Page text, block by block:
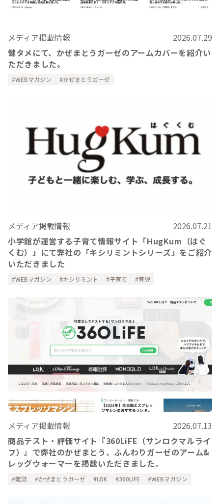
メディア掲載情報
2026.07.29
健タメにて、かぜまとうガーゼのアームカバーを紹介い
ただきました。
WEBマガジン かぜまとうガーゼ
メディア掲載情報
2026.07.21
小学館が運営する子育て情報サイト「HugKum（はぐ
くむ）」にて弊社の「キシリミントシリーズ」をご紹介
いただきました
WEBマガジン キシリミント 子育て 育児
メディア掲載情報
2026.07.13
商品テスト・評価サイト『360LiFE（サンロクマルライ
フ）』で弊社のかぜまとう、ふんわりガーゼのアーム&
レッグウォーマーを掲載いただきました。
雑誌 かぜまとうガーゼ LDK 360LIFE WEBマガジン